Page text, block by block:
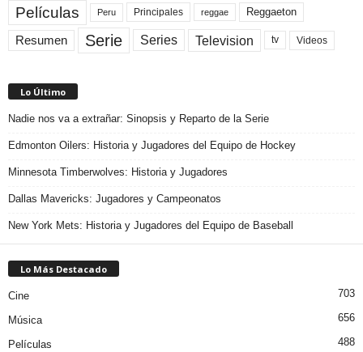
Películas Peru Principales reggae Reggaeton
Resumen Serie Series Television tv Videos
Lo Último
Nadie nos va a extrañar: Sinopsis y Reparto de la Serie
Edmonton Oilers: Historia y Jugadores del Equipo de Hockey
Minnesota Timberwolves: Historia y Jugadores
Dallas Mavericks: Jugadores y Campeonatos
New York Mets: Historia y Jugadores del Equipo de Baseball
Lo Más Destacado
Cine 703
Música 656
Películas 488